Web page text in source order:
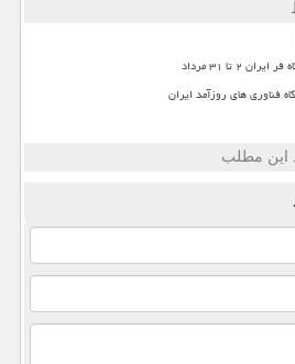
تا ۳۱ مرداد
فناوری های روزآمد ایران
این مطلب